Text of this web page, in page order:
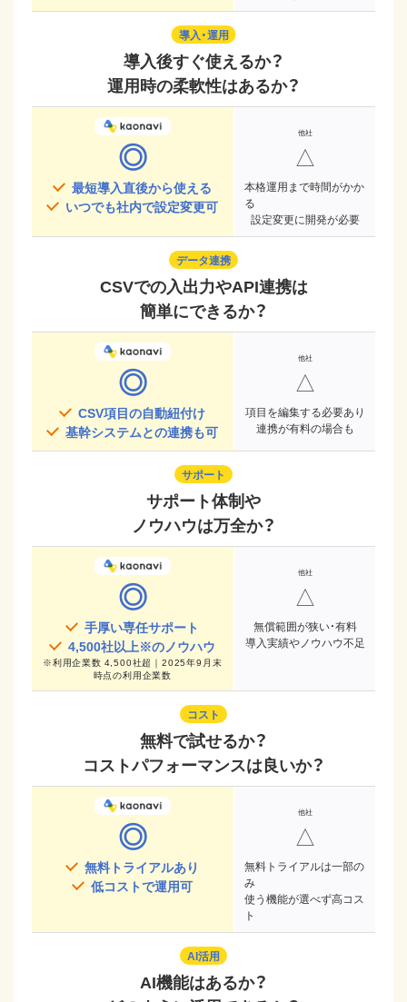
導入・運用
導入後すぐ使えるか？
運用時の柔軟性はあるか？
◎
最短導入直後から使える
いつでも社内で設定変更可
△
本格運用まで時間がかか
る
設定変更に開発が必要
データ連携
CSVでの入出力やAPI連携は
簡単にできるか？
◎
CSV項目の自動紐付け
基幹システムとの連携も可
△
項目を編集する必要あり
連携が有料の場合も
サポート
サポート体制や
ノウハウは万全か？
◎
手厚い専任サポート
4,500社以上※のノウハウ
※利用企業数 4,500社超｜2025年9月末
時点の利用企業数
△
無償範囲が狭い・有料
導入実績やノウハウ不足
コスト
無料で試せるか？
コストパフォーマンスは良いか？
◎
無料トライアルあり
低コストで運用可
△
無料トライアルは一部の
み
使う機能が選べず高コス
ト
AI活用
AI機能はあるか？